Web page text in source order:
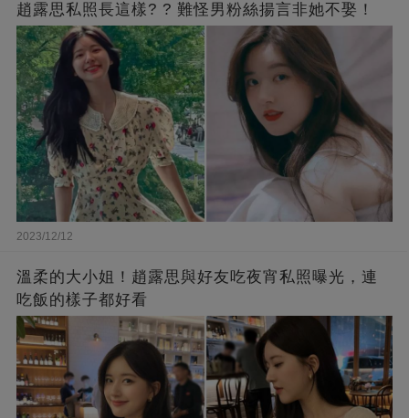
趙露思私照長這樣? ? 難怪男粉絲揚言非她不娶！
2023/12/12
溫柔的大小姐！趙露思與好友吃夜宵私照曝光，連
吃飯的樣子都好看